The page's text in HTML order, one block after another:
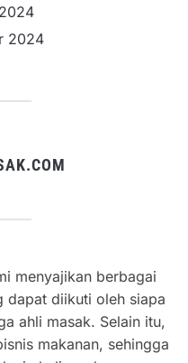
2024
menyajikan berbagai
dapat diikuti oleh siapa
ahli masak. Selain itu,
makanan, sehingga